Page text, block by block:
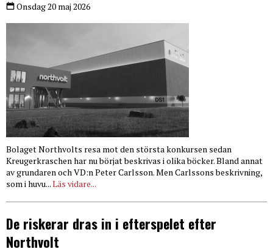
Onsdag 20 maj 2026
Bolaget Northvolts resa mot den största konkursen sedan
Kreugerkraschen har nu börjat beskrivas i olika böcker. Bland annat
av grundaren och VD:n Peter Carlsson. Men Carlssons beskrivning,
som i huvu...Läs vidare...
De riskerar dras in i efterspelet efter
Northvolt